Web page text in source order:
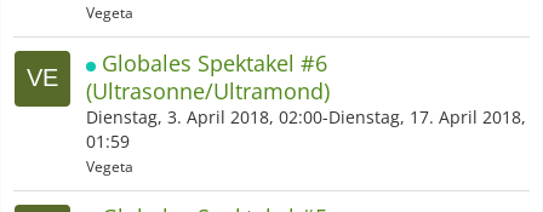
Vegeta
Globales Spektakel #6
(Ultrasonne/Ultramond)
Dienstag, 3. April 2018, 02:00-Dienstag, 17. April 2018,
01:59
Vegeta